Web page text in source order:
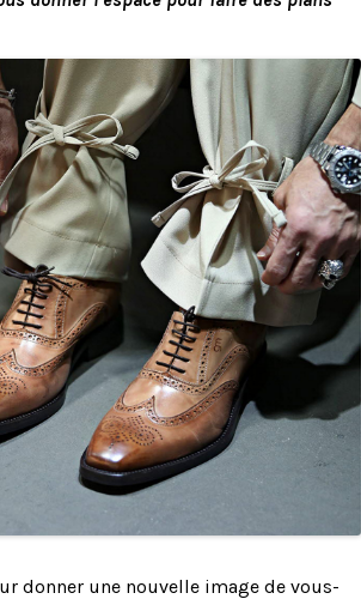
donner une nouvelle image de vous-